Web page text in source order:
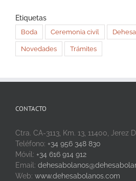
Etiquetas
Boda Ceremonia civil
Novedades Trámites
CONTACTO
Ctra. CA-3113, Km. 13, 11400, Jerez
Teléfono: +34 956 348 830
Móvil: +34 616 914 912
Email:
Web: www.dehesabolanos.com